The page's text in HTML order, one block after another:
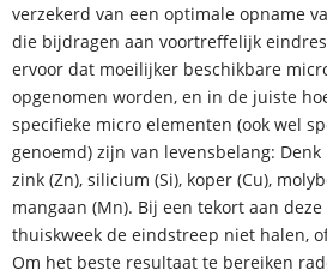
verzekerd van een optimale opname
die bijdragen aan voortreffelijk
ervoor dat moeilijker beschikbare
opgenomen worden, en in de juiste
specifieke micro elementen (ook wel
genoemd) zijn van levensbelang:
zink (Zn), silicium (Si), koper (Cu),
mangaan (Mn). Bij een tekort aan
thuiskweek de eindstreep niet halen,
Om het beste resultaat te bereiken